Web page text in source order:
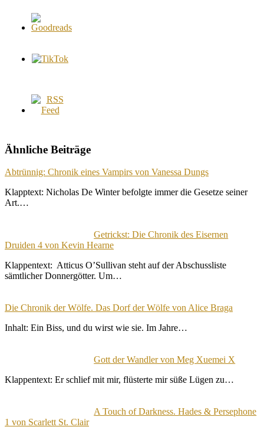
Ähnliche Beiträge
Abtrünnig: Chronik eines Vampirs von Vanessa Dungs
Klapptext: Nicholas De Winter befolgte immer die Gesetze seiner
Art.…
Getrickst: Die Chronik des Eisernen
Druiden 4 von Kevin Hearne
Klappentext: Atticus O’Sullivan steht auf der Abschussliste
sämtlicher Donnergötter. Um…
Die Chronik der Wölfe. Das Dorf der Wölfe von Alice Braga
Inhalt: Ein Biss, und du wirst wie sie. Im Jahre…
Gott der Wandler von Meg Xuemei X
Klappentext: Er schlief mit mir, flüsterte mir süße Lügen zu…
A Touch of Darkness. Hades & Persephone
1 von Scarlett St. Clair